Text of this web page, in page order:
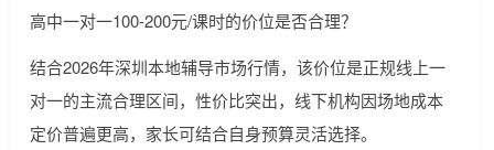
高中一对一100-200元/课时的价位是否合理？
结合2026年深圳本地辅导市场行情，该价位是正规线上一
对一的主流合理区间，性价比突出，线下机构因场地成本
定价普遍更高，家长可结合自身预算灵活选择。